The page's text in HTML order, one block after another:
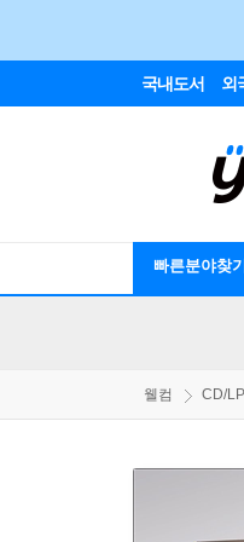
국내도서 외
빠른분야찾기
웰컴 CD/LP